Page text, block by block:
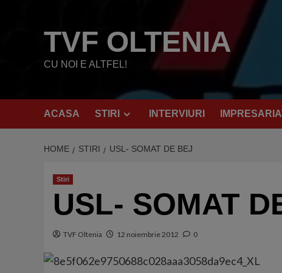
TVF OLTENIA
CU NOI E ALTFEL!
ACASA STIRI INTERVIURI
HOME STIRI USL- SOMAT DE BEJ
Stiri
USL- SOMAT
TVF Oltenia 12 noiembrie 2012 0